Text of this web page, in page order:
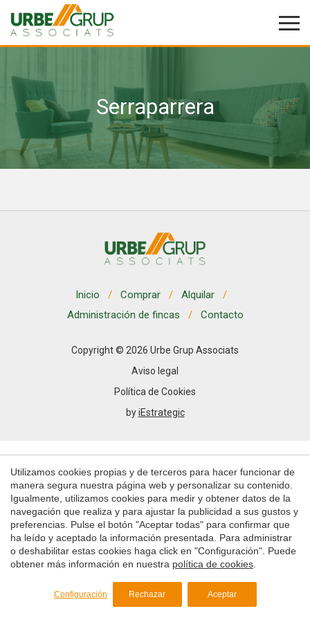
Serraparrera
Inicio Comprar
Alquilar
Administración de fincas
Contacto
Copyright © 2026 Urbe Grup Associats
Aviso legal
Política de Cookies
byiEstrategic
Utilizamos cookies propias y de terceros para hacer funcionar de
manera segura nuestra página web y personalizar su contenido.
Igualmente, utilizamos cookies para medir y obtener datos de la
navegación que realiza y para ajustar la publicidad a sus gustos y
preferencias. Pulse el botón "Aceptar todas" para confirmar que
ha leído y aceptado la información presentada. Para administrar
o deshabilitar estas cookies haga click en "Configuración". Puede
obtener más información en nuestra política de cookies
Configuración Rechazar Aceptar
Modificar cookies
Técnicas y funcionales
Siempre activas
instalación de las mismas. El usuario tiene la posibilidad
impedir que sean instaladas en su disco duro, aunque
deberá tener en cuenta que dicha acción podrá ocasionar
dificultades de navegación de la página web.
Analíticas y personalización
Permiten realizar el seguimiento y análisis del
utiliza en la medición de la actividad de la web para la
elaboración de perfiles de navegación de los usuarios con
el fin de introducir mejoras en función del análisis de los
datos de uso que hacen los usuarios del servicio. Permiten
guardar la información de preferencia del usuario para
mejor experiencia a través de productos recomendados.
Estas cookies son utilizadas para almacenar información
sobre las preferencias y elecciones personales del usuario
a través de la observación continuada de sus hábitos de
navegación. Gracias a ellas, podemos conocer los hábitos
de navegación en el sitio web y mostrar publicidad
relacionada con el perfil de navegación del usuario.
Guardar configuración Aceptar todas